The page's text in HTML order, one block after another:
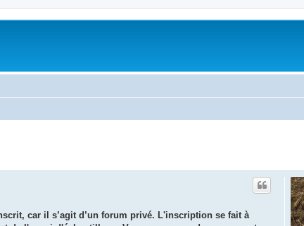
car il s’agit d’un forum privé. L'inscription se fait à